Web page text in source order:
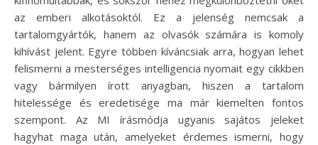
az emberi alkotásoktól. Ez a jelenség nemcsak a
tartalomgyártók, hanem az olvasók számára is komoly
kihívást jelent. Egyre többen kíváncsiak arra, hogyan lehet
felismerni a mesterséges intelligencia nyomait egy cikkben
vagy bármilyen írott anyagban, hiszen a tartalom
hitelessége és eredetisége ma már kiemelten fontos
szempont. Az MI írásmódja ugyanis sajátos jeleket
hagyhat maga után, amelyeket érdemes ismerni, hogy